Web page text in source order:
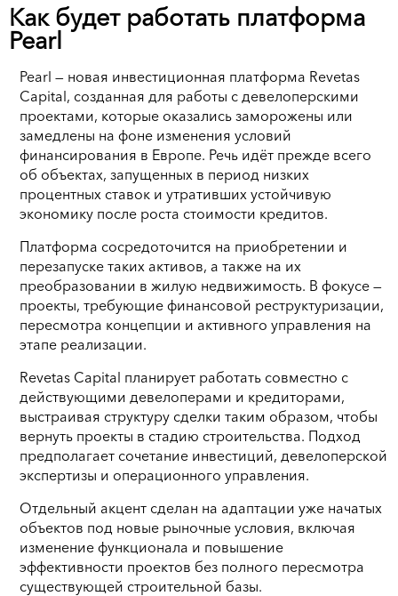
Как будет работать платформа
Pearl
Pearl — новая инвестиционная платформа Revetas
Capital, созданная для работы с девелоперскими
проектами, которые оказались заморожены или
замедлены на фоне изменения условий
финансирования в Европе. Речь идёт прежде всего
об объектах, запущенных в период низких
процентных ставок и утративших устойчивую
экономику после роста стоимости кредитов.
Платформа сосредоточится на приобретении и
перезапуске таких активов, а также на их
преобразовании в жилую недвижимость. В фокусе —
проекты, требующие финансовой реструктуризации,
пересмотра концепции и активного управления на
этапе реализации.
Revetas Capital планирует работать совместно с
действующими девелоперами и кредиторами,
выстраивая структуру сделки таким образом, чтобы
вернуть проекты в стадию строительства. Подход
предполагает сочетание инвестиций, девелоперской
экспертизы и операционного управления.
Отдельный акцент сделан на адаптации уже начатых
объектов под новые рыночные условия, включая
изменение функционала и повышение
эффективности проектов без полного пересмотра
существующей строительной базы.